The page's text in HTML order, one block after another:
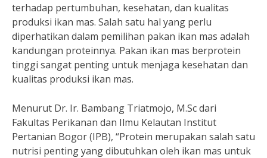
terhadap pertumbuhan, kesehatan, dan kualitas
produksi ikan mas. Salah satu hal yang perlu
diperhatikan dalam pemilihan pakan ikan mas adalah
kandungan proteinnya. Pakan ikan mas berprotein
tinggi sangat penting untuk menjaga kesehatan dan
kualitas produksi ikan mas.
Menurut Dr. Ir. Bambang Triatmojo, M.Sc dari
Fakultas Perikanan dan Ilmu Kelautan Institut
Pertanian Bogor (IPB), “Protein merupakan salah satu
nutrisi penting yang dibutuhkan oleh ikan mas untuk